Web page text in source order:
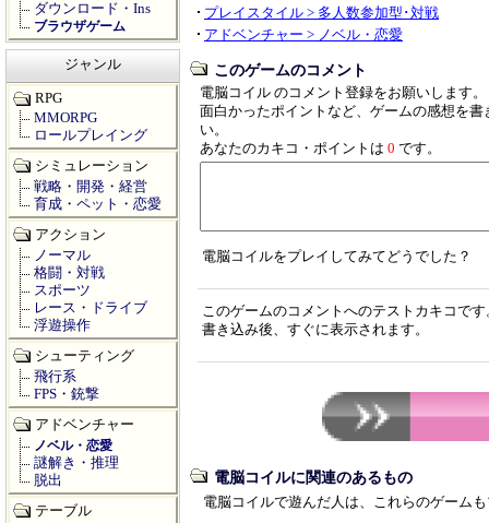
プレイスタイル > 多人数参加型･対戦
アドベンチャー > ノベル・恋愛
このゲームのコメント
電脳コイル のコメント登録をお願いします。
面白かったポイントなど、ゲームの感想を書
い。
あなたのカキコ・ポイントは 0 です。
電脳コイルをプレイしてみてどうでした？
このゲームのコメントへのテストカキコです
書き込み後、すぐに表示されます。
電脳コイルに関連のあるもの
電脳コイルで遊んだ人は、これらのゲーム
ダウンロード・Ins
ブラウザゲーム
ジャンル
RPG
MMORPG
ロールプレイング
シミュレーション
戦略・開発・経営
育成・ペット・恋愛
アクション
ノーマル
格闘・対戦
スポーツ
レース・ドライブ
浮遊操作
シューティング
飛行系
FPS・銃撃
アドベンチャー
ノベル・恋愛
謎解き・推理
脱出
テーブル